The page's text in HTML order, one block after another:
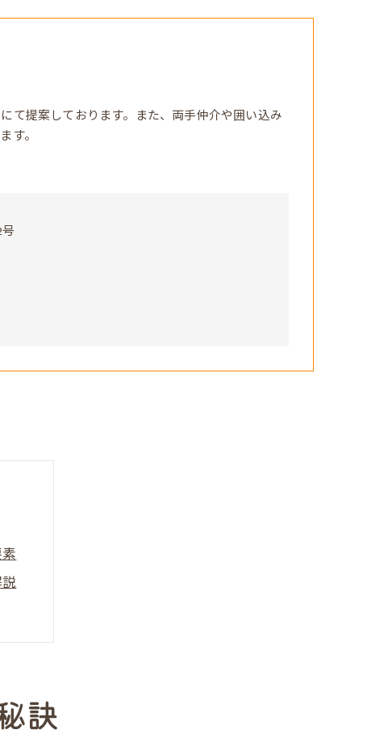
て提案しております。また、両手仲介や囲い込み
す。
訣